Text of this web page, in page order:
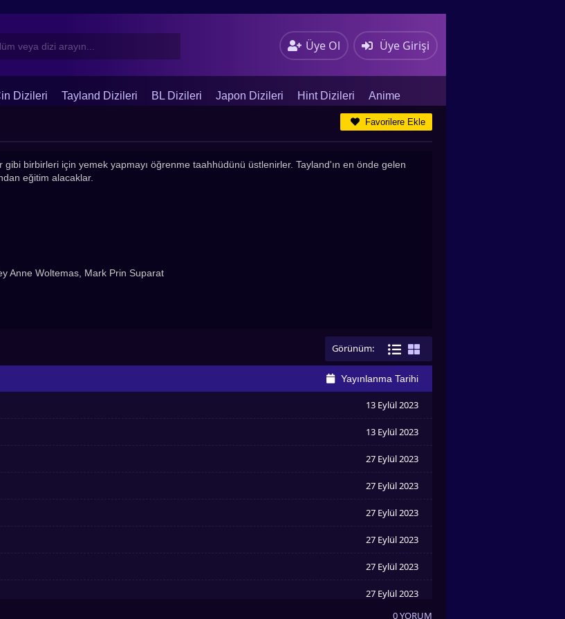
Üye Ol Üye Girişi
Dizileri Tayland Dizileri BL Dizileri Japon Dizileri Hint Dizileri Anime
Favorilere Ekle
gibi birbirleri için yemek yapmayı öğrenme taahhüdünü üstlenirler. Tayland'ın en önde gelen
eğitim alacaklar.
Anne Woltemas, Mark Prin Suparat
Görünüm:
Yayınlanma Tarihi
13 Eylül 2023
13 Eylül 2023
27 Eylül 2023
27 Eylül 2023
27 Eylül 2023
27 Eylül 2023
27 Eylül 2023
27 Eylül 2023
0 YORUM